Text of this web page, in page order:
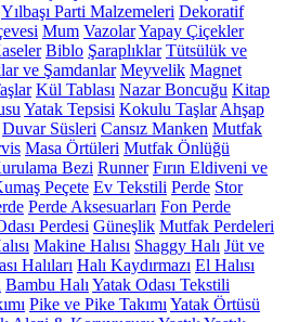
Yılbaşı Parti Malzemeleri Dekoratif
Mum VazolarYapay Çiçekler
Biblo Şaraplıklar Tütsülük ve
ve Şamdanlar Meyvelik Magnet
Kül Tablası Nazar Boncuğu Kitap
Yatak Tepsisi Kokulu Taşlar Ahşap
Duvar Süsleri Cansız Manken Mutfak
Masa Örtüleri Mutfak Önlüğü
Bezi Runner Fırın Eldiveni ve
Peçete Ev Tekstili Perde Stor
Perde Aksesuarları Fon Perde
Perdesi Güneşlik Mutfak Perdeleri
Makine Halısı Shaggy Halı Jüt ve
Halıları Halı Kaydırmazı El Halısı
Bambu Halı Yatak Odası Tekstili
Pike ve Pike Takımı Yatak Örtüsü